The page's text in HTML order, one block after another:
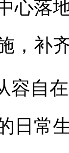
心落
，补
容自
日常